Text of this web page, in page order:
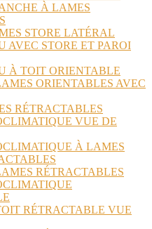
À LAMES
STORE LATÉRAL
AVEC STORE ET PAROI
À TOIT ORIENTABLE
ORIENTABLES AVEC
RÉTRACTABLES
VUE DE
À LAMES
RÉTRACTABLES
RÉTRACTABLE VUE